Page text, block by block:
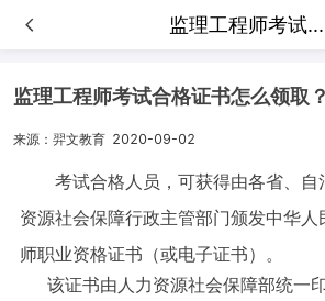
监理工程师考试...
监理工程师考试合格证书怎么领取？
来源：羿文教育 2020-09-02
考试合格人员，可获得由各省、自
资源社会保障行政主管部门颁发中华人
师职业资格证书（或电子证书）。
该证书由人力资源社会保障部统一